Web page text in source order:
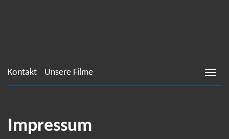
Kontakt Unsere Filme
Impressum